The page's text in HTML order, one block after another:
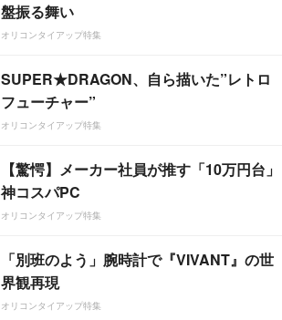
盤振る舞い
オリコンタイアップ特集
SUPER★DRAGON、自ら描いた”レトロ
フューチャー”
オリコンタイアップ特集
【驚愕】メーカー社員が推す「10万円台」
神コスパPC
オリコンタイアップ特集
「別班のよう」腕時計で『VIVANT』の世
界観再現
オリコンタイアップ特集